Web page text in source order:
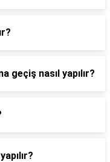
geçiş nasıl yapılır?